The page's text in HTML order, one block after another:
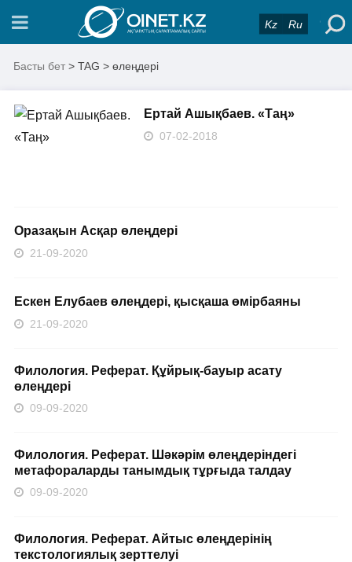
Kz Ru
Басты бет > TAG > өлеңдері
Ертай Ашықбаев. «Таң»
07-02-2018
Оразақын Асқар өлеңдері
21-09-2020
Ескен Елубаев өлеңдері, қысқаша өмірбаяны
21-09-2020
Филология. Реферат. Құйрық-бауыр асату
өлеңдері
09-09-2020
Филология. Реферат. Шәкәрім өлеңдеріндегі
метафораларды танымдық тұрғыда талдау
09-09-2020
Филология. Реферат. Айтыс өлеңдерінің
текстологиялық зерттелуі